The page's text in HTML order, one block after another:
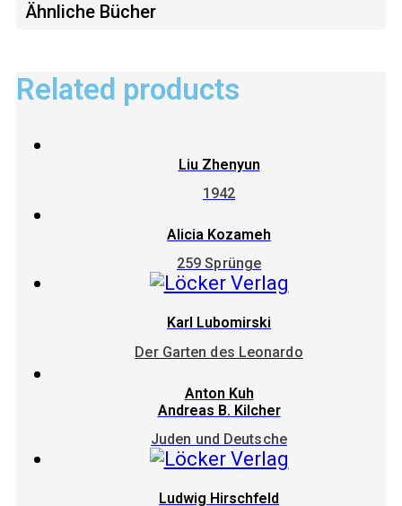
Ähnliche Bücher
Related products
Liu Zhenyun
1942
Alicia Kozameh
259 Sprünge
Karl Lubomirski
Der Garten des Leonardo
Anton Kuh
Andreas B. Kilcher
Juden und Deutsche
Ludwig Hirschfeld